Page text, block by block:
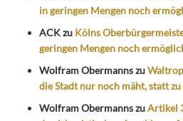
in geringen Mengen noch
ACKzu Kölns
geringen Mengen noch
Wolfram Obermannszu
die Stadt nur noch mäht, statt zu
Wolfram ObermannszuArtikel